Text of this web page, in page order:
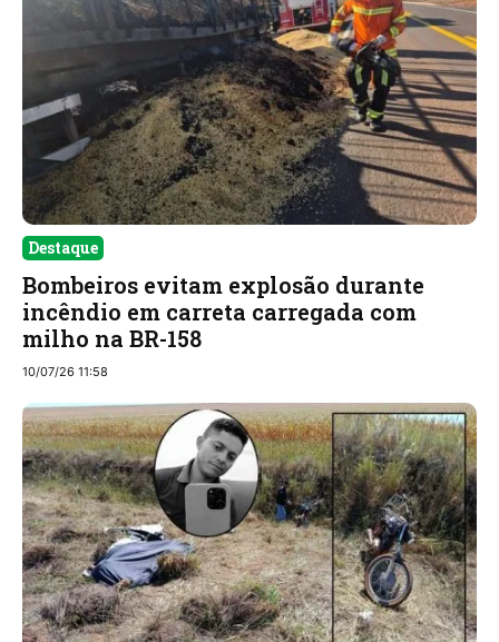
Destaque
Bombeiros evitam explosão durante
incêndio em carreta carregada com
milho na BR-158
10/07/26 11:58